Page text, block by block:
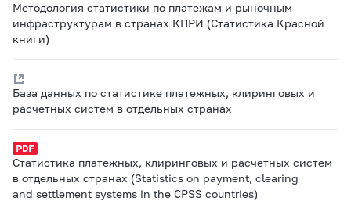
Методология статистики по платежам и рыночным
инфраструктурам в странах КПРИ (Статистика Красной
книги)
База данных по статистике платежных, клиринговых и
расчетных систем в отдельных странах
Статистика платежных, клиринговых и расчетных систем
в отдельных странах (Statistics on payment, clearing
and settlement systems in the CPSS countries)